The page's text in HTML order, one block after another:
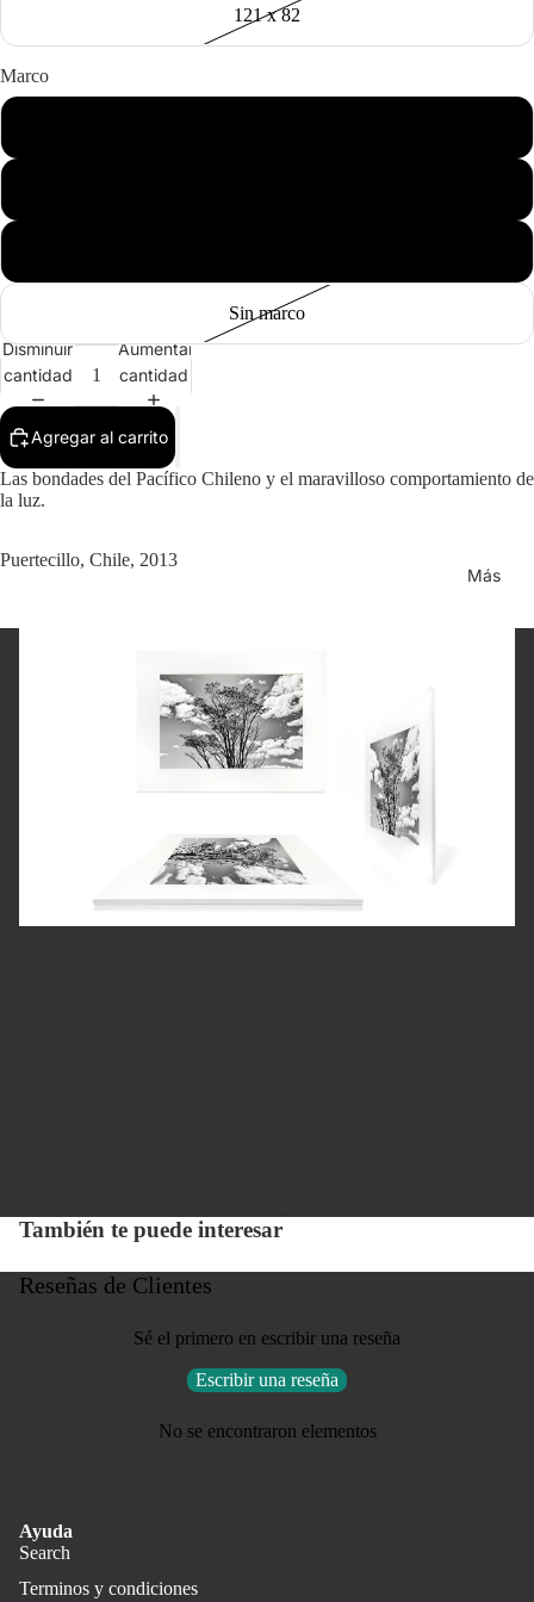
Más
121 x 82
Marco
Sin marco
Disminuir
cantidad
Aumentar
cantidad
Agregar al carrito
Las bondades del Pacífico Chileno y el maravilloso comportamiento de
la luz.
Puertecillo, Chile, 2013
También te puede interesar
Reseñas de Clientes
Sé el primero en escribir una reseña
Escribir una reseña
No se encontraron elementos
Ayuda
Search
Terminos y condiciones